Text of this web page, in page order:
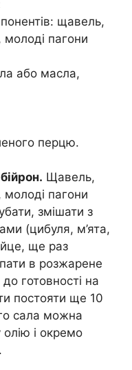
щавель,
молоді пагони
або масла,
перцю.
Щавель,
молоді пагони
змішати з
(цибуля, м’ята,
ще раз
в розжарене
готовності на
постояти ще 10
сала можна
і окремо